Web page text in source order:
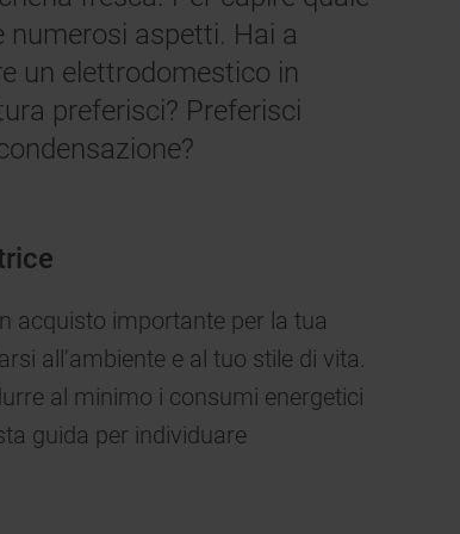
numerosi aspetti. Hai a
un elettrodomestico in
preferisci? Preferisci
acquisto importante per la tua
all’ambiente e al tuo stile di vita.
al minimo i consumi energetici
guida per individuare
l’utilizzo di cookie diversi dai cookie tecnici.
Cliccando sul pulsante "ACCETTO TUTTI I
COOKIES", acconsenti all'utilizzo di tutti i
terze parti per tali finalità. Accedendo alla
sezione “VOGLIO DEFINIRE LE MIE